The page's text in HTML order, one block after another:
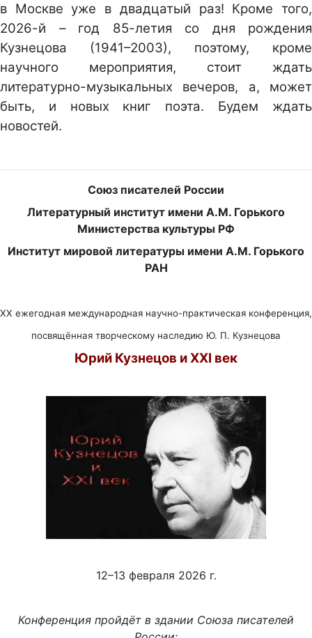
в Москве уже в двадцатый раз! Кроме того,
2026-й – год 85-летия со дня рождения
Кузнецова (1941–2003), поэтому, кроме
научного мероприятия, стоит ждать
литературно-музыкальных вечеров, а, может
быть, и новых книг поэта. Будем ждать
новостей.
Союз писателей России
Литературный институт имени А.М. Горького
Министерства культуры РФ
Институт мировой литературы имени А.М. Горького
РАН
XX ежегодная международная научно-практическая конференция,
посвящённая творческому наследию Ю. П. Кузнецова
Юрий Кузнецов и XXI век
12–13 февраля 2026 г.
Конференция пройдёт в здании Союза писателей